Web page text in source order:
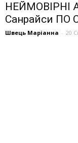
НЕЙМОВІРНІ
Санрайси ПО
Швець Маріанна - 20